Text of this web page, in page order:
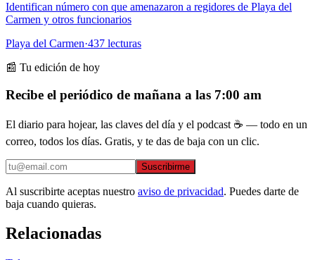
Identifican número con que amenazaron a regidores de Playa del
Carmen y otros funcionarios
Playa del Carmen·437 lecturas
📰 Tu edición de hoy
Recibe el periódico de mañana a las 7:00 am
El diario para hojear, las claves del día y el podcast ☕ — todo en un
correo, todos los días. Gratis, y te das de baja con un clic.
Suscribirme
Al suscribirte aceptas nuestro aviso de privacidad. Puedes darte de
baja cuando quieras.
Relacionadas